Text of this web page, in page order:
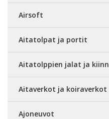
Airsoft
Aitatolpat ja portit
Aitatolppien jalat ja
Aitaverkot ja koiraverkot
Ajoneuvot